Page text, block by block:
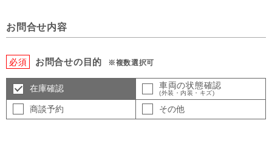
お問合せ内容
必須 お問合せの目的 ※複数選択可
在庫確認 車両の状態確認
(外装・内装・キズ)
商談予約 その他